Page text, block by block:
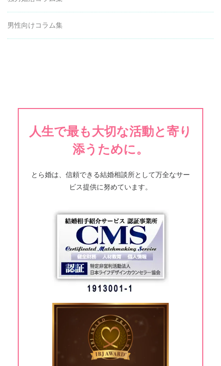
男性向けコラム集
人生で最も大切な活動と寄り
添うために。
とら婚は、信頼できる結婚相談所として万全なサー
ビス提供に努めています。